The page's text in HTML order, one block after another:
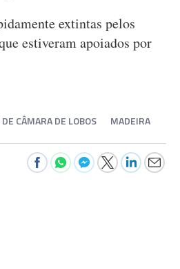
extintas pelos
estiveram apoiados por
CÂMARA DE LOBOS MADEIRA